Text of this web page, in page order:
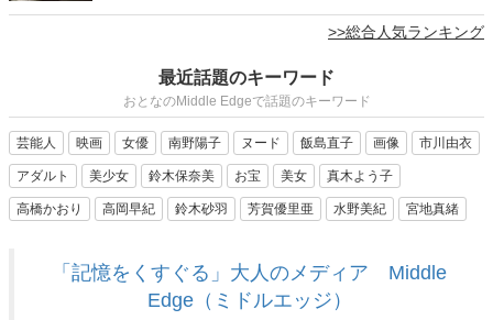
>>総合人気ランキング
最近話題のキーワード
おとなのMiddle Edgeで話題のキーワード
芸能人 映画 女優 南野陽子 ヌード 飯島直子 画像 市川由衣
アダルト 美少女 鈴木保奈美 お宝 美女 真木よう子
高橋かおり 高岡早紀 鈴木砂羽 芳賀優里亜 水野美紀 宮地真緒
「記憶をくすぐる」大人のメディア Middle
Edge（ミドルエッジ）